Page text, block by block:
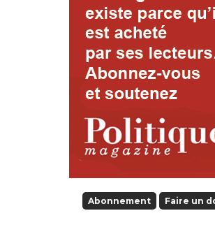
Abonnement Faire un